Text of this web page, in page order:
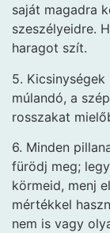
saját magadra
szeszélyeidre.
haragot szít.
5.
múlandó, a
rosszakat
6. Minden
fürödj meg;
körmeid, menj
mértékkel
nem is vagy